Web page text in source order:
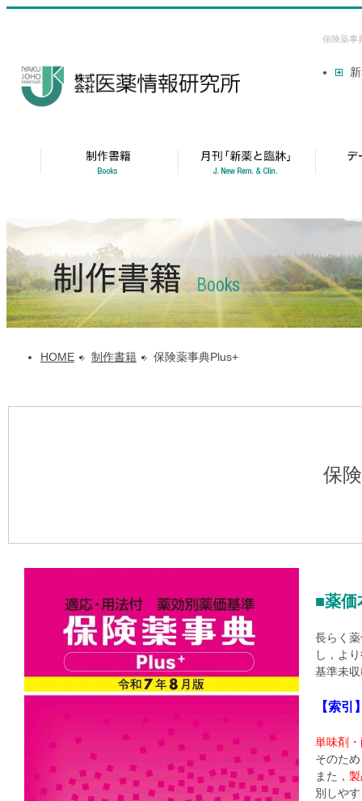
保険薬事
HOME 制作書籍 保険薬事典Plus+
保
■薬
長らく
し，よ
基準未
【索引
単味剤
そのた
また，
別しや